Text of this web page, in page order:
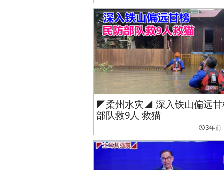
◤柔州水灾◢ 深入铁山偏远甘
部队救9人 救猫
3年前